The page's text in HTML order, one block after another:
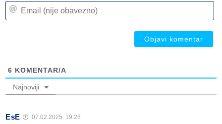
6 KOMENTAR/A
Najnoviji
EsE 07.02.2025. 19:28